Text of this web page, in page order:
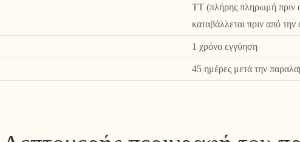
TT (πλήρης πληρωμή πριν
καταβάλλεται πριν από
1 χρόνο εγγύηση
45 ημέρες μετά την